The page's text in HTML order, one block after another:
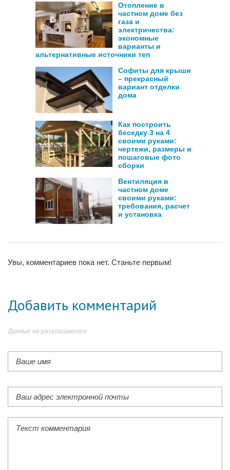
Отопление в
частном доме без
газа и
электричества:
экономные
варианты и
альтернативные источники теп
Софиты для крыши
– прекрасный
вариант отделки
дома
Как построить
беседку 3 на 4
своими руками:
чертежи, размеры и
пошаговые фото
сборки
Вентиляция в
частном доме
своими руками:
требования, расчет
и установка
Увы, комментариев пока нет. Станьте первым!
Добавить комментарий
Данные не разглашаются